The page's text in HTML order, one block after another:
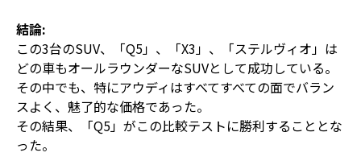
結論:
この3台のSUV、「Q5」、「X3」、「ステルヴィオ」は
どの車もオールラウンダーなSUVとして成功している。
その中でも、特にアウディはすべてすべての面でバラン
スよく、魅了的な価格であった。
その結果、「Q5」がこの比較テストに勝利することとな
った。